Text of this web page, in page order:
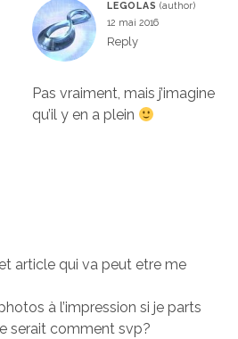
LEGOLAS
12 mai 2016
Reply
Pas vraiment, mais j’imagine
qu’il y en a plein
article qui va peut etre me
à l’impression si je parts
serait comment svp?